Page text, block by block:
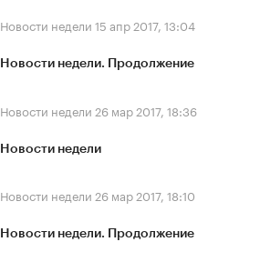
Новости недели 15 апр 2017, 13:04
Новости недели. Продолжение
Новости недели 26 мар 2017, 18:36
Новости недели
Новости недели 26 мар 2017, 18:10
Новости недели. Продолжение